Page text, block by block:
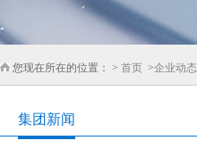
您现在所在的位置： > 首页 >企业动态
集团新闻